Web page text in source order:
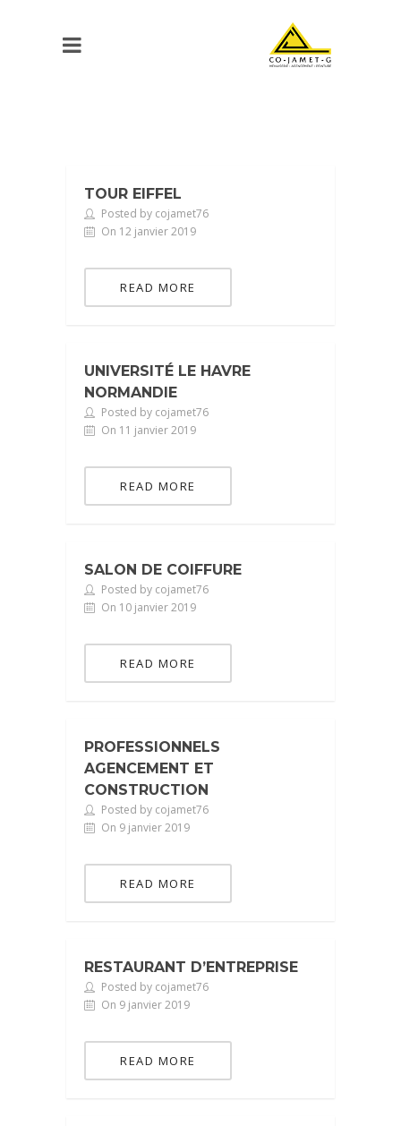
TOUR EIFFEL
Posted by cojamet76
On 12 janvier 2019
READ MORE
UNIVERSITÉ LE HAVRE
NORMANDIE
Posted by cojamet76
On 11 janvier 2019
READ MORE
SALON DE COIFFURE
Posted by cojamet76
On 10 janvier 2019
READ MORE
PROFESSIONNELS
AGENCEMENT ET
CONSTRUCTION
Posted by cojamet76
On 9 janvier 2019
READ MORE
RESTAURANT D’ENTREPRISE
Posted by cojamet76
On 9 janvier 2019
READ MORE